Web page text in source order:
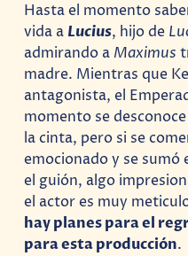
Hasta el momento
vida a Lucius, hijo de
admirando a Maximus
madre. Mientras que
antagonista, el
momento se
la cinta, pero si se
emocionado y se
el guión, algo
el actor es muy
hay planes para el
para esta producción.